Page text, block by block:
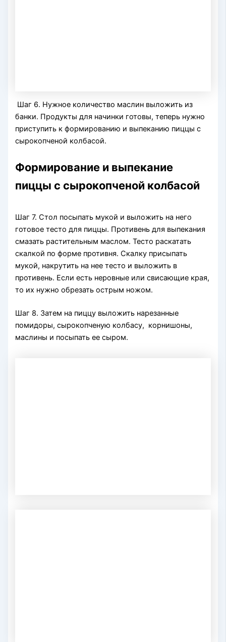
Шаг 6. Нужное количество маслин выложить из
банки. Продукты для начинки готовы, теперь нужно
приступить к формированию и выпеканию пиццы с
сырокопченой колбасой.
Формирование и выпекание
пиццы с сырокопченой колбасой
Шаг 7. Стол посыпать мукой и выложить на него
готовое тесто для пиццы. Противень для выпекания
смазать растительным маслом. Тесто раскатать
скалкой по форме противня. Скалку присыпать
мукой, накрутить на нее тесто и выложить в
противень. Если есть неровные или свисающие края,
то их нужно обрезать острым ножом.
Шаг 8. Затем на пиццу выложить нарезанные
помидоры, сырокопченую колбасу, корнишоны,
маслины и посыпать ее сыром.